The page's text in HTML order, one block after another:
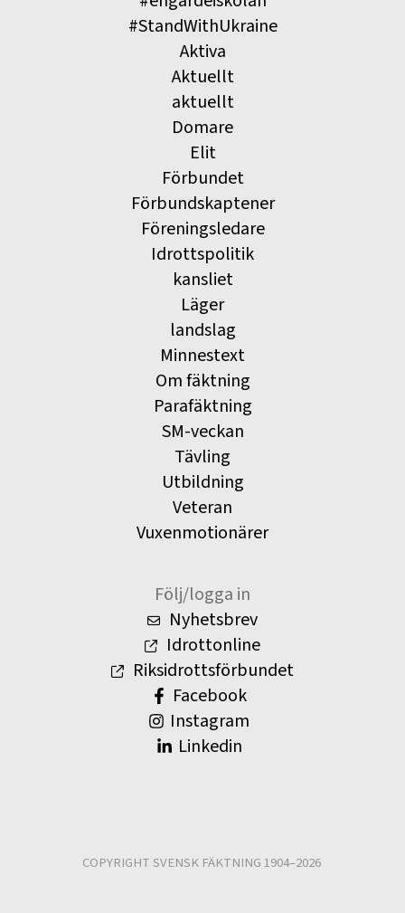
#StandWithUkraine
Aktiva
Aktuellt
aktuellt
Domare
Elit
Förbundet
Förbundskaptener
Föreningsledare
Idrottspolitik
kansliet
Läger
landslag
Minnestext
Om fäktning
Parafäktning
SM-veckan
Tävling
Utbildning
Veteran
Vuxenmotionärer
Följ/logga in
Nyhetsbrev
Idrottonline
Riksidrottsförbundet
Facebook
Instagram
Linkedin
COPYRIGHT SVENSK FÄKTNING 1904–2026